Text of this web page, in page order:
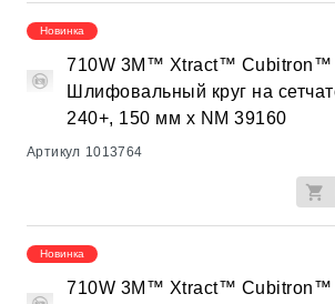
Новинка
710W 3M™ Xtract™ Cubitron™
Шлифовальный круг на
240+, 150 мм х NM 39160
Артикул 1013764
Новинка
710W 3M™ Xtract™ Cubitron™